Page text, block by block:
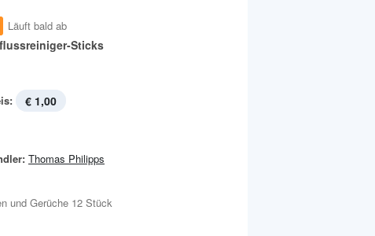
Läuft bald ab
Sticks
€ 1,00
Thomas Philipps
und Gerüche 12 Stück